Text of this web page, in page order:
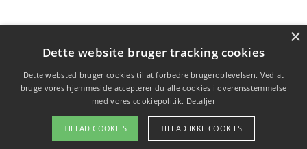
Varekategorier
Produkter
Copyright 2026 - Pilanto Aps
Forside
Om / kontakt Blog Betingelser
×
Dette website bruger tracking cookies
Dette websted bruger cookies til at forbedre brugeroplevelsen. Ved at
bruge vores hjemmeside accepterer du alle cookies i overensstemmelse
med vores cookiepolitik. Detaljer
TILLAD COOKIES TILLAD IKKE COOKIES